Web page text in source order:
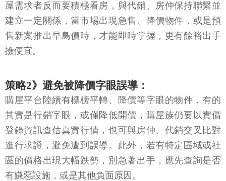
屋需求者反而要積極看房，與代銷、房仲保持聯繫並
建立一定關係，當市場出現急售、降價物件，或是預
售新案推出早鳥價時，才能即時掌握，更有餘裕出手
撿便宜。
策略2》避免被降價字眼誤導：
購屋平台陸續有標榜平轉、降價等字眼的物件，有的
其實是行銷字眼，或僅降低開價，購屋族仍要以實價
登錄資訊查估真實行情，也可與房仲、代銷交叉比對
進行求證，避免遭到誤導。此外，若有特定區域或社
區的價格出現大幅跌勢，別急著出手，應先查詢是否
有嫌惡設施，或是其他負面原因。